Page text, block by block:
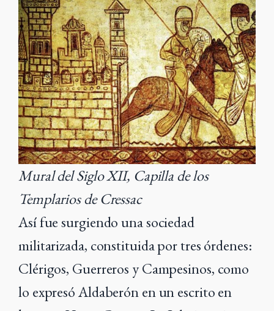
Mural del Siglo XII, Capilla de los
Templarios de Cressac
Así fue surgiendo una sociedad
militarizada, constituida por tres órdenes:
Clérigos, Guerreros y Campesinos, como
lo expresó Aldaberón en un escrito en